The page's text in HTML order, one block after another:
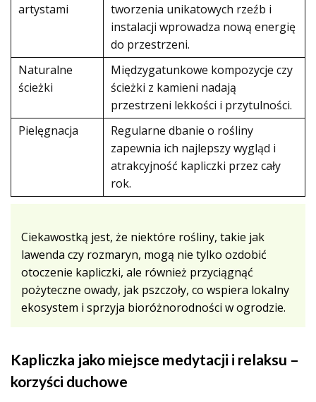
artystami
tworzenia unikatowych rzeźb i
instalacji wprowadza nową energię
do przestrzeni.
Naturalne
ścieżki
Międzygatunkowe kompozycje czy
ścieżki z kamieni nadają
przestrzeni lekkości i przytulności.
Pielęgnacja
Regularne dbanie o rośliny
zapewnia ich najlepszy wygląd i
atrakcyjność kapliczki przez cały
rok.
Ciekawostką jest, że niektóre rośliny, takie jak
lawenda czy rozmaryn, mogą nie tylko ozdobić
otoczenie kapliczki, ale również przyciągnąć
pożyteczne owady, jak pszczoły, co wspiera lokalny
ekosystem i sprzyja bioróżnorodności w ogrodzie.
Kapliczka jako miejsce medytacji i relaksu –
korzyści duchowe